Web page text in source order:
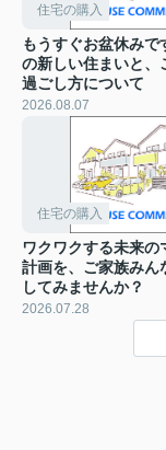
住宅の購入
もうすぐお盆休みで
の新しい住まいと、
過ごし方について
2026.08.07
住宅の購入
ワクワクする未来の
計画を、ご家族みん
してみませんか？
2026.07.28